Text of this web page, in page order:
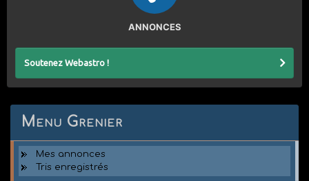
ANNONCES
Soutenez Webastro !
Menu Grenier
Mes annonces
Tris enregistrés